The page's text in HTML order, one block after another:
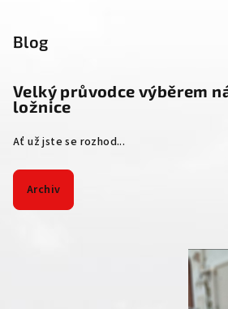
Blog
Velký průvodce výběrem
ložnice
Ať už jste se rozhod...
Archiv